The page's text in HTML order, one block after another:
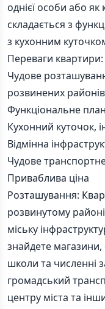
однієї особи або
складається з
з кухонним
Переваги квартири:
Чудове
розвинених
Функціональне
Кухонний куточок,
Відмінна
Чудове
Привабливa ціна
Розташування:
розвинутому
міську
знайдете магазини,
школи та численні
громадський
центру міста та